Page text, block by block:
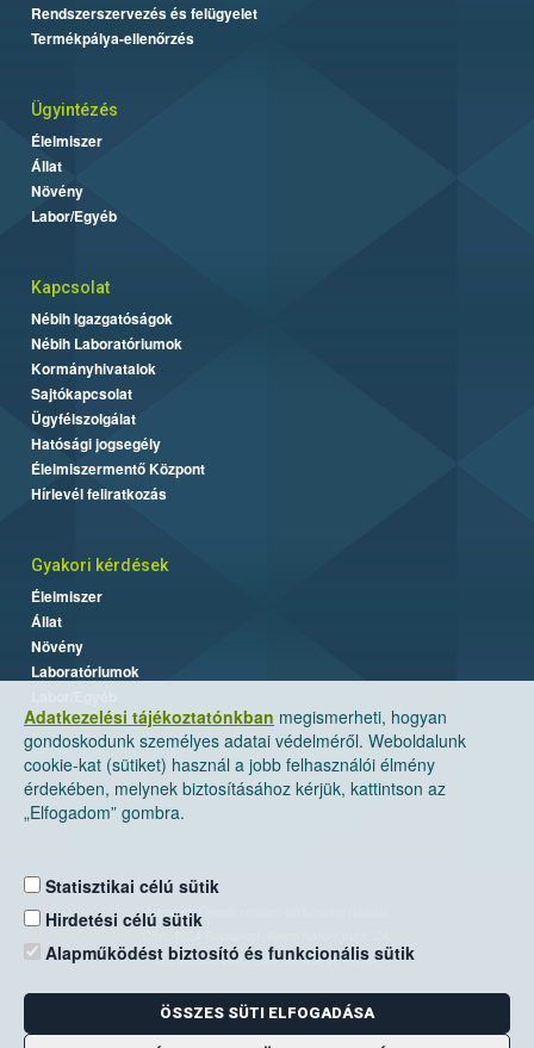
Adatkezelési tájékoztatónkban megismerheti, hogyan
gondoskodunk személyes adatai védelméről. Weboldalunk
cookie-kat (sütiket) használ a jobb felhasználói élmény
érdekében, melynek biztosításához kérjük, kattintson az
„Elfogadom” gombra.
Statisztikai célú sütik
Hirdetési célú sütik
Alapműködést biztosító és funkcionális sütik
ÖSSZES SÜTI ELFOGADÁSA
Rendszerszervezés és felügyelet
Termékpálya-ellenőrzés
Ügyintézés
Élelmiszer
Állat
Növény
Labor/Egyéb
Kapcsolat
Nébih Igazgatóságok
Nébih Laboratóriumok
Kormányhivatalok
Sajtókapcsolat
Ügyfélszolgálat
Hatósági jogsegély
Élelmiszermentő Központ
Hírlevél feliratkozás
Gyakori kérdések
Élelmiszer
Állat
Növény
Laboratóriumok
Nemzeti Élelmiszerlánc-biztonsági Hivatal
Levelezési cím: 1525 Budapest. Pf. 30.
E-mail:ugyfelszolgalat@nebih.gov.hu